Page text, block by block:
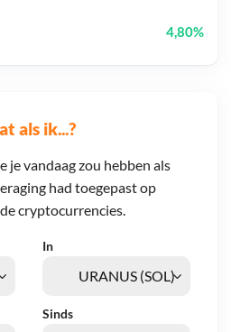
als ik...?
je vandaag zou hebben als
had toegepast op
cryptocurrencies.
In
Sinds
4,80%